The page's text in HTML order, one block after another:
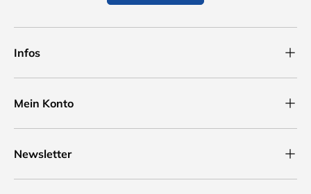
Infos
Mein Konto
Newsletter